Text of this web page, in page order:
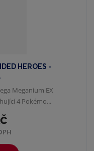
HEROES -
Meganium EX
4 Pokémo...